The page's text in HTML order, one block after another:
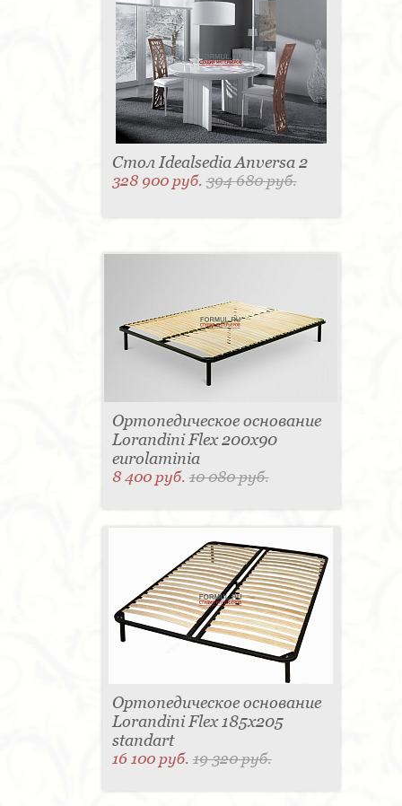
Стол Idealsedia Anversa 2
328 900 руб.394 680 руб.
Ортопедическое основание
Lorandini Flex 200x90
eurolaminia
8 400 руб.10 080 руб.
Ортопедическое основание
Lorandini Flex 185x205
standart
16 100 руб.19 320 руб.